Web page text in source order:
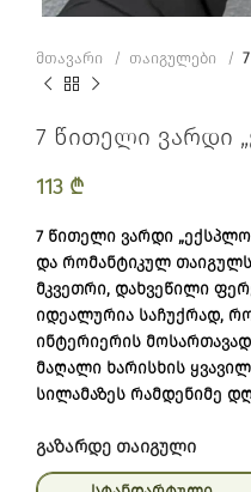
მთავარი თაიგულები
7 წითელი ვარდი
113 ₾
7 წითელი ვარდი
და რომანტიკულ
მკვეთრი, დახვეწილი
იდეალურია საჩუქრად,
ინტერიერის
მაღალი ხარისხის
სილამაზეს რამდენიმე
გაზარდე თაიგული